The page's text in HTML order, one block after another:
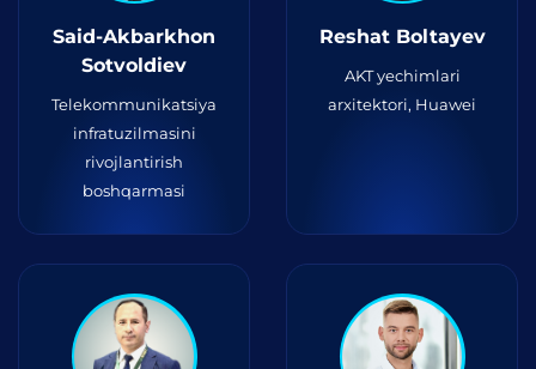
Said-Akbarkhon
Sotvoldiev
Telekommunikatsiya
infratuzilmasini
rivojlantirish
boshqarmasi
Reshat Boltayev
AKT yechimlari
arxitektori, Huawei